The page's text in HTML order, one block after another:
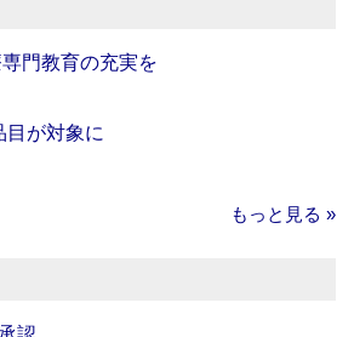
門教育の充実を
目が対象に
もっと見る »